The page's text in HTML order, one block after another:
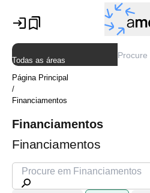
Todas as áreas
Página Principal
/
Financiamentos
Financiamentos
Financiamentos